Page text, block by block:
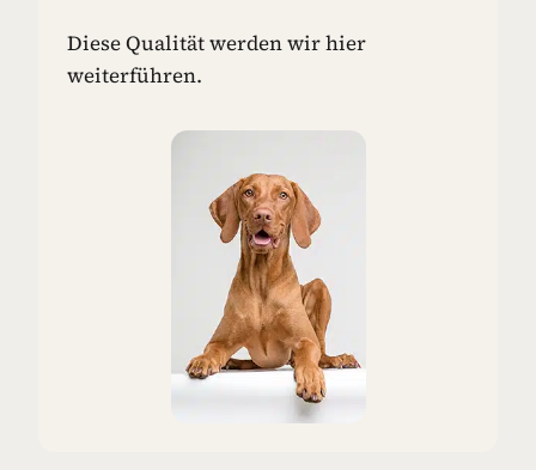
R
E
N
H
Diese Qualität werden wir hier
weiterführen.